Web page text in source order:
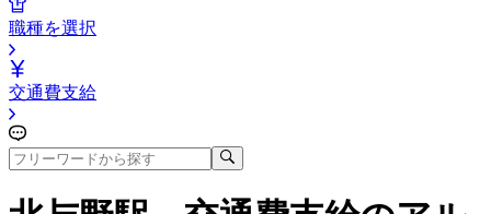
職種を選択
交通費支給